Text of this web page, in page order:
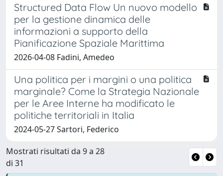
Structured Data Flow Un nuovo modello
per la gestione dinamica delle
informazioni a supporto della
Pianificazione Spaziale Marittima
2026-04-08 Fadini, Amedeo
Una politica per i margini o una politica
marginale? Come la Strategia Nazionale
per le Aree Interne ha modificato le
politiche territoriali in Italia
2024-05-27 Sartori, Federico
Mostrati risultati da 9 a 28
di 31